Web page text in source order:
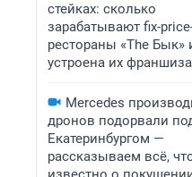
стейках: сколько
зарабатывают fix-
рестораны «The Бык»
устроена их франшиза
Mercedes
дронов подорвали
Екатеринбургом —
рассказываем всё,